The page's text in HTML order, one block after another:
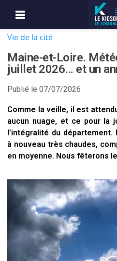
Vie de la cité
Maine-et-Loire.
juillet 2026… et un
Publié le 07/07/2026
Comme la veille, il est
aucun nuage, et ce pour la
l’intégralité du
à nouveau très chaudes,
en moyenne. Nous fêterons